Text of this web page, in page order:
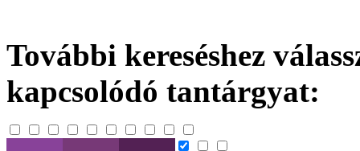
További kereséshez
kapcsolódó tantárgyat: